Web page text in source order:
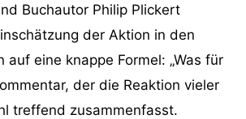
Buchautor Philip Plickert
der Aktion in den
auf eine knappe Formel: „Was für
der die Reaktion vieler
treffend zusammenfasst.